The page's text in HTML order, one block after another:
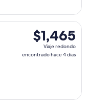
$1,465
Viaje
redondo,
$1,465
Viaje redondo
encontrado hace 4 días
con salida el